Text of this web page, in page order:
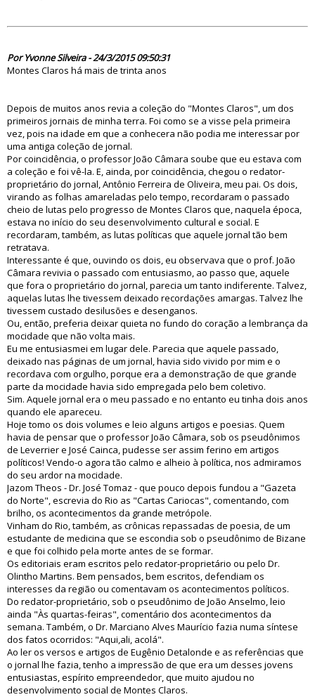
Por Yvonne Silveira - 24/3/2015 09:50:31
Montes Claros há mais de trinta anos
Depois de muitos anos revia a coleção do "Montes Claros", um dos
primeiros jornais de minha terra. Foi como se a visse pela primeira
vez, pois na idade em que a conhecera não podia me interessar por
uma antiga coleção de jornal.
Por coincidência, o professor João Câmara soube que eu estava com
a coleção e foi vê-la. E, ainda, por coincidência, chegou o redator-
proprietário do jornal, Antônio Ferreira de Oliveira, meu pai. Os dois,
virando as folhas amareladas pelo tempo, recordaram o passado
cheio de lutas pelo progresso de Montes Claros que, naquela época,
estava no início do seu desenvolvimento cultural e social. E
recordaram, também, as lutas políticas que aquele jornal tão bem
retratava.
Interessante é que, ouvindo os dois, eu observava que o prof. João
Câmara revivia o passado com entusiasmo, ao passo que, aquele
que fora o proprietário do jornal, parecia um tanto indiferente. Talvez,
aquelas lutas lhe tivessem deixado recordações amargas. Talvez lhe
tivessem custado desilusões e desenganos.
Ou, então, preferia deixar quieta no fundo do coração a lembrança da
mocidade que não volta mais.
Eu me entusiasmei em lugar dele. Parecia que aquele passado,
deixado nas páginas de um jornal, havia sido vivido por mim e o
recordava com orgulho, porque era a demonstração de que grande
parte da mocidade havia sido empregada pelo bem coletivo.
Sim. Aquele jornal era o meu passado e no entanto eu tinha dois anos
quando ele apareceu.
Hoje tomo os dois volumes e leio alguns artigos e poesias. Quem
havia de pensar que o professor João Câmara, sob os pseudônimos
de Leverrier e José Cainca, pudesse ser assim ferino em artigos
políticos! Vendo-o agora tão calmo e alheio à política, nos admiramos
do seu ardor na mocidade.
Jazom Theos - Dr. José Tomaz - que pouco depois fundou a "Gazeta
do Norte", escrevia do Rio as "Cartas Cariocas", comentando, com
brilho, os acontecimentos da grande metrópole.
Vinham do Rio, também, as crônicas repassadas de poesia, de um
estudante de medicina que se escondia sob o pseudônimo de Bizane
e que foi colhido pela morte antes de se formar.
Os editoriais eram escritos pelo redator-proprietário ou pelo Dr.
Olintho Martins. Bem pensados, bem escritos, defendiam os
interesses da região ou comentavam os acontecimentos políticos.
Do redator-proprietário, sob o pseudônimo de João Anselmo, leio
ainda "Às quartas-feiras", comentário dos acontecimentos da
semana. Também, o Dr. Marciano Alves Maurício fazia numa síntese
dos fatos ocorridos: "Aqui,ali, acolá".
Ao ler os versos e artigos de Eugênio Detalonde e as referências que
o jornal lhe fazia, tenho a impressão de que era um desses jovens
entusiastas, espírito empreendedor, que muito ajudou no
desenvolvimento social de Montes Claros.